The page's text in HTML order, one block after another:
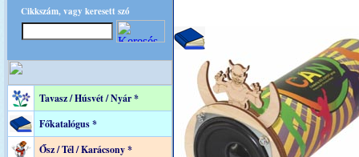
Cikkszám, vagy keresett szó
Tavasz / Húsvét / Nyár *
Főkatalógus *
Ősz / Tél / Karácsony *